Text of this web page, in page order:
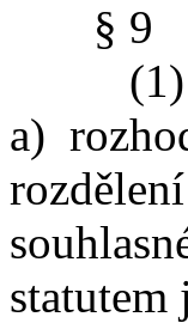
§ 9
(1)
a)
statutem